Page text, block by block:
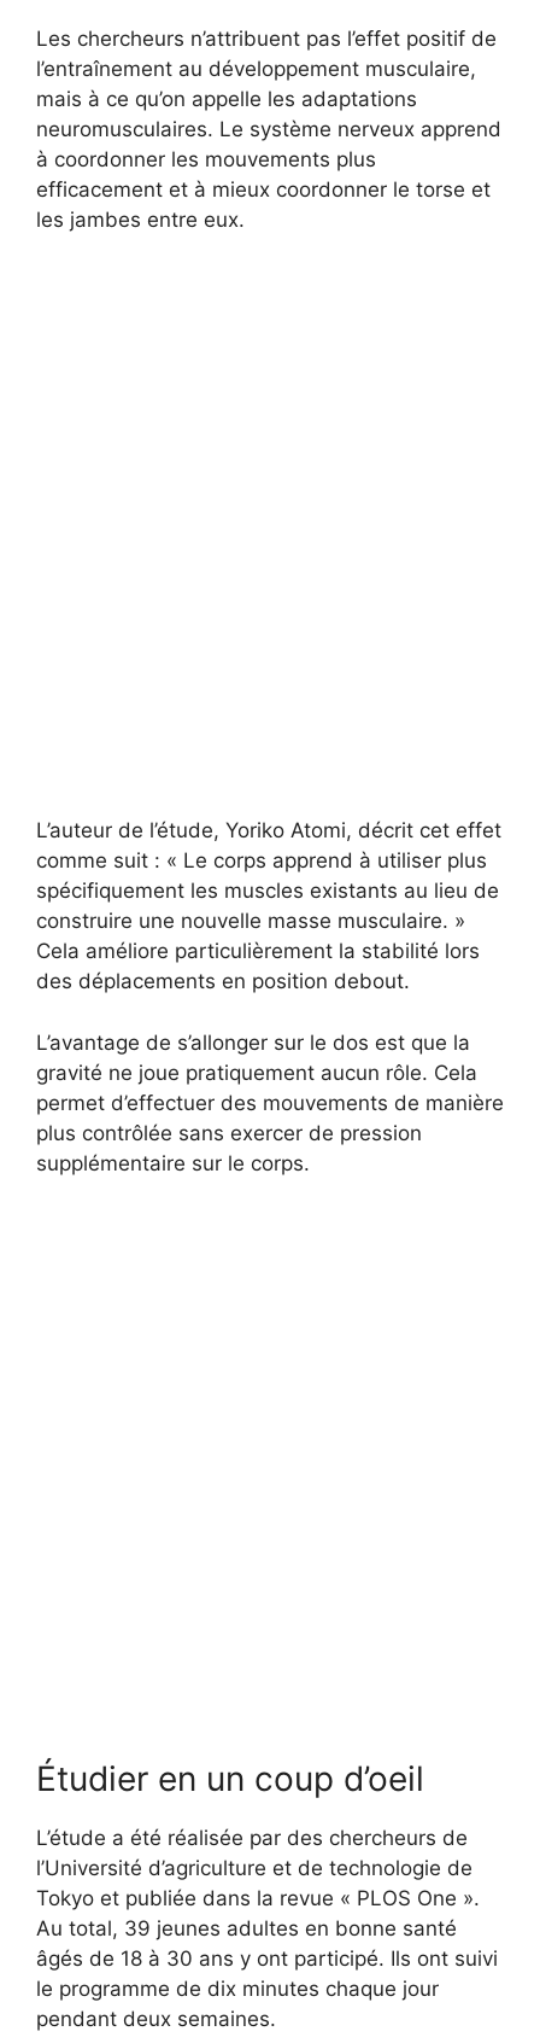
Les chercheurs n’attribuent pas l’effet positif de
l’entraînement au développement musculaire,
mais à ce qu’on appelle les adaptations
neuromusculaires. Le système nerveux apprend
à coordonner les mouvements plus
efficacement et à mieux coordonner le torse et
les jambes entre eux.
L’auteur de l’étude, Yoriko Atomi, décrit cet effet
comme suit : « Le corps apprend à utiliser plus
spécifiquement les muscles existants au lieu de
construire une nouvelle masse musculaire. »
Cela améliore particulièrement la stabilité lors
des déplacements en position debout.
L’avantage de s’allonger sur le dos est que la
gravité ne joue pratiquement aucun rôle. Cela
permet d’effectuer des mouvements de manière
plus contrôlée sans exercer de pression
supplémentaire sur le corps.
Étudier en un coup d’oeil
L’étude a été réalisée par des chercheurs de
l’Université d’agriculture et de technologie de
Tokyo et publiée dans la revue « PLOS One ».
Au total, 39 jeunes adultes en bonne santé
âgés de 18 à 30 ans y ont participé. Ils ont suivi
le programme de dix minutes chaque jour
pendant deux semaines.